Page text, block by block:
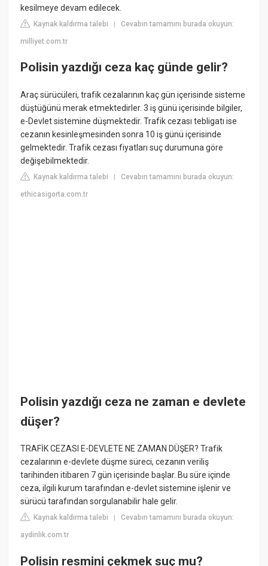
kesilmeye devam edilecek.
Kaynak kaldırma talebi |Cevabın tamamını burada okuyun:
milliyet.com.tr
Polisin yazdığı ceza kaç günde gelir?
Araç sürücüleri, trafik cezalarının kaç gün içerisinde sisteme
düştüğünü merak etmektedirler. 3 iş günü içerisinde bilgiler,
e-Devlet sistemine düşmektedir. Trafik cezası tebligatı ise
cezanın kesinleşmesinden sonra 10 iş günü içerisinde
gelmektedir. Trafik cezası fiyatları suç durumuna göre
değişebilmektedir.
Kaynak kaldırma talebi |Cevabın tamamını burada okuyun:
ethicasigorta.com.tr
Polisin yazdığı ceza ne zaman e devlete
düşer?
TRAFİK CEZASI E-DEVLETE NE ZAMAN DÜŞER? Trafik
cezalarının e-devlete düşme süreci, cezanın veriliş
tarihinden itibaren 7 gün içerisinde başlar. Bu süre içinde
ceza, ilgili kurum tarafından e-devlet sistemine işlenir ve
sürücü tarafından sorgulanabilir hale gelir.
Kaynak kaldırma talebi |Cevabın tamamını burada okuyun:
aydinlik.com.tr
Polisin resmini çekmek suç mu?